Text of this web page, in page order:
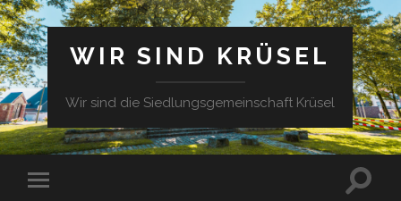
WIR SIND KRÜSEL
Wir sind die Siedlungsgemeinschaft Krüsel